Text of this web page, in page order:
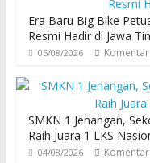
Era Baru Big Bike
Resmi Hadir di Jawa
05/08/2026
SMKN 1 Jenangan,
Raih Juara 1 LKS
04/08/2026